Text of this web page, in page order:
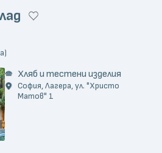
Хляб и тестени изделия
София, Лагера, ул. "Христо
Матов" 1